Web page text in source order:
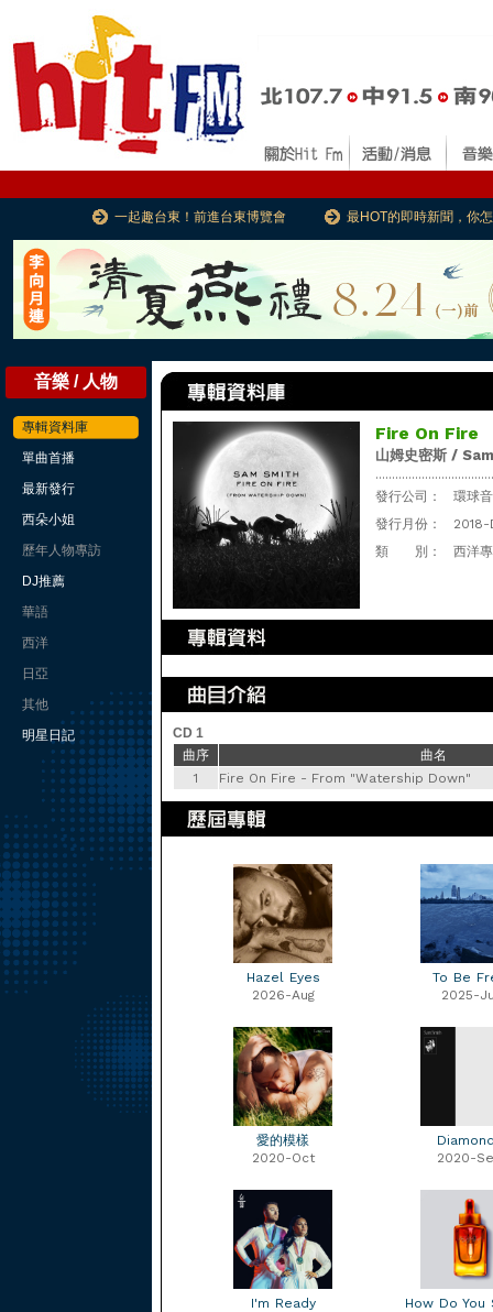
一起趣台東！前進台東博覽會 最HOT的即時新聞，你
音樂 / 人物
專輯資料庫
單曲首播
最新發行
西朵小姐
歷年人物專訪
DJ推薦
華語
西洋
日亞
其他
明星日記
Fire On Fire
山姆史密斯 /
發行公司：
環球
發行月份：
類 別：
西洋
CD 1
曲序
曲名
1
Fire On Fire - From "Watership Down"
Hazel Eyes
2026-Aug
To Be
2025-
愛的模樣
2020-Oct
2020-
I'm Ready
How Do You